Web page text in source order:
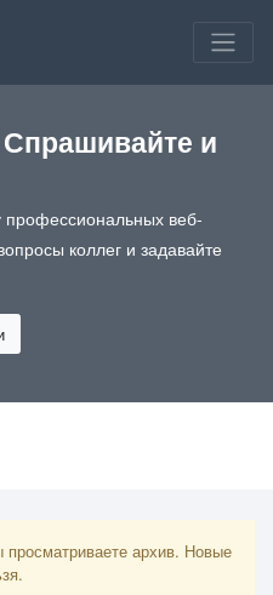
и
профессиональных веб-
коллег и задавайте
просматриваете архив. Новые